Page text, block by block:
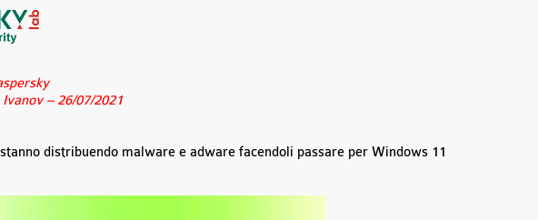
– 26/07/2021
distribuendo malware e adware facendoli passare per Windows 11